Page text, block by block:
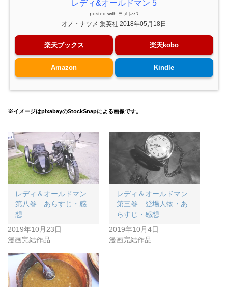
レディ&オールドマン 5
posted with ヨメレバ
オノ・ナツメ 集英社 2018年05月18日
楽天ブックス 楽天kobo
Amazon Kindle
※イメージはpixabayのStockSnapによる画像です。
レディ＆オールドマン
第八巻 あらすじ・感
想
2019年10月23日
漫画完結作品
レディ＆オールドマン
第三巻 登場人物・あ
らすじ・感想
2019年10月4日
漫画完結作品